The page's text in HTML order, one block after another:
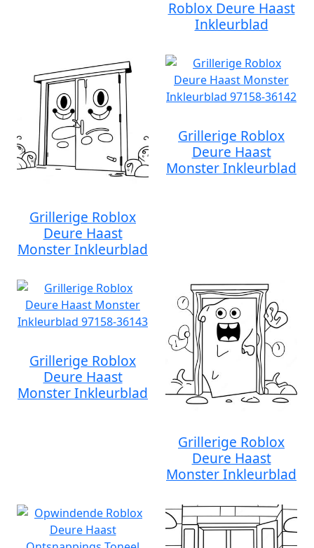
Roblox Deure Haast
Inkleurblad
Grillerige Roblox
Deure Haast
Monster Inkleurblad
Grillerige Roblox
Deure Haast
Monster Inkleurblad
Grillerige Roblox
Deure Haast
Monster Inkleurblad
Grillerige Roblox
Deure Haast
Monster Inkleurblad